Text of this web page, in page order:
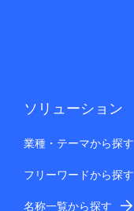
ソリューション
業種・テーマから探す
フリーワードから探す
名称一覧から探す